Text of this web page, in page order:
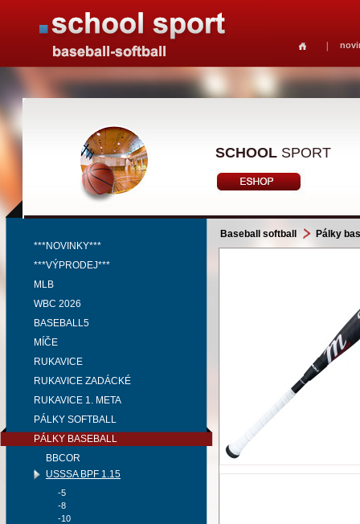
SCHOOL SPORT
***NOVINKY***
***VÝPRODEJ***
MLB
WBC 2026
BASEBALL5
MÍČE
RUKAVICE
RUKAVICE ZADÁCKÉ
RUKAVICE 1. META
PÁLKY SOFTBALL
PÁLKY BASEBALL
BBCOR
USSSA BPF 1.15
-5
-8
-10
Baseball softball Pálky